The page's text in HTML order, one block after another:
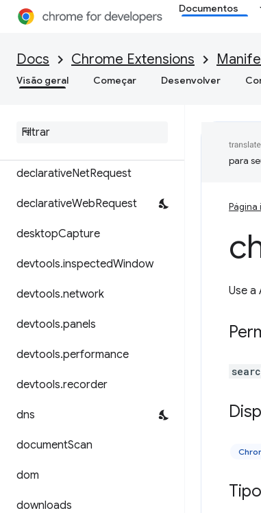
Documentos
Docs Chrome Extensions
Visão geral Começar Desenvolver
contentSettings
contextMenus
cookies
declarativeNetRequest
declarativeWebRequest
desktopCapture
devtools.inspectedWindow
devtools.network
devtools.panels
devtools.performance
devtools.recorder
dns
documentScan
dom
downloads
para
Página
Use a